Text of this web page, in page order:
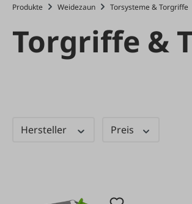
Produkte Weidezaun Torsysteme & Torgriffe
Torgriffe &
Hersteller Preis